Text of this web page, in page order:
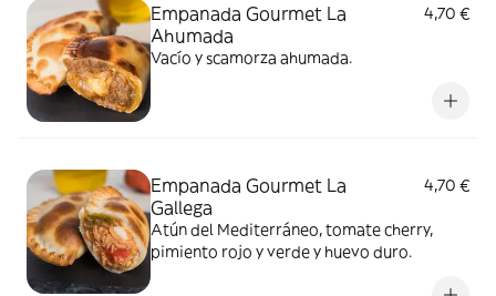
Empanada Gourmet La
Ahumada
4,70 €
Vacío y scamorza ahumada.
Empanada Gourmet La
Gallega
4,70 €
Atún del Mediterráneo, tomate cherry,
pimiento rojo y verde y huevo duro.